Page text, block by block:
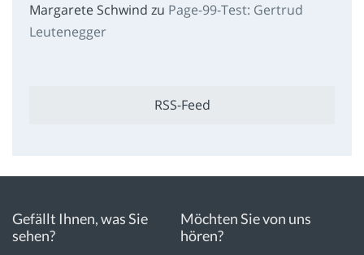
Margarete Schwind zu Page-99-Test: Gertrud
Leutenegger
RSS-Feed
Gefällt Ihnen, was Sie
sehen?
Möchten Sie von uns
hören?